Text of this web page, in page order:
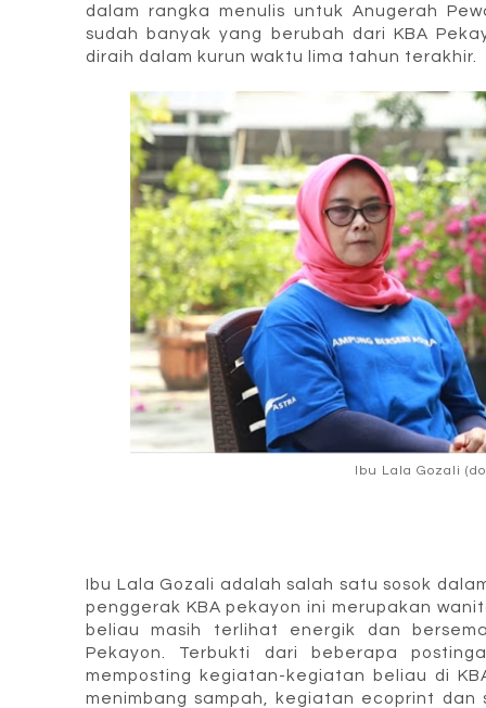
dalam rangka menulis untuk Anugerah
sudah banyak yang berubah dari KBA
diraih dalam kurun waktu lima tahun terakhir.
Ibu Lala Gozali
Ibu Lala Gozali adalah salah satu sosok
penggerak KBA pekayon ini merupakan
beliau masih terlihat energik dan
Pekayon. Terbukti dari beberapa
memposting kegiatan-kegiatan beliau di
menimbang sampah, kegiatan ecoprint